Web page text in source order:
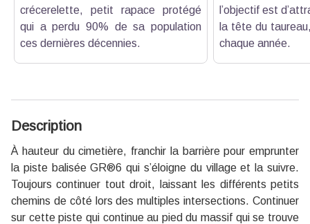
crécerelette, petit rapace protégé
qui a perdu 90% de sa population
ces dernières décennies.
l’objectif est
la tête du
chaque année.
Description
À hauteur du cimetière, franchir la barrière pour emprunter
la piste balisée GR®6 qui s’éloigne du village et la suivre.
Toujours continuer tout droit, laissant les différents petits
chemins de côté lors des multiples intersections. Continuer
sur cette piste qui continue au pied du massif qui se trouve